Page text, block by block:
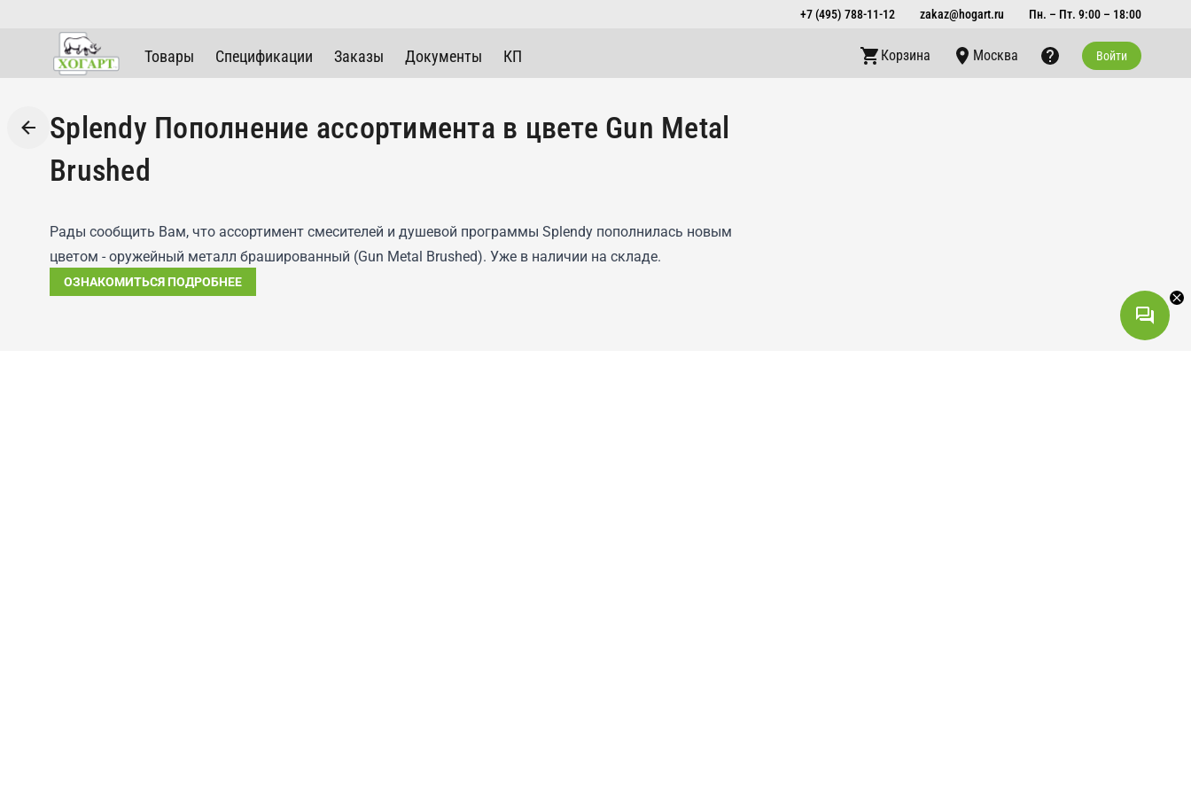
+7 (495) 788-11-12 zakaz@hogart.ru Пн. – Пт. 9:00 – 18:00
Товары Спецификации Заказы Документы КП Корзина Москва Войти
Splendy Пополнение ассортимента в цвете Gun Metal
Brushed
Рады сообщить Вам, что ассортимент смесителей и душевой программы Splendy пополнилась новым
цветом - оружейный металл брашированный (Gun Metal Brushed). Уже в наличии на складе.
ОЗНАКОМИТЬСЯ ПОДРОБНЕЕ